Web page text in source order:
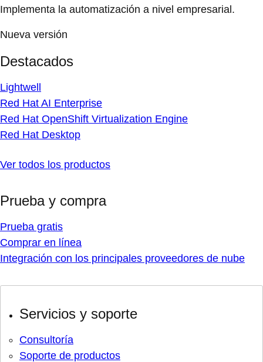
Implementa la automatización a nivel empresarial.
Nueva versión
Destacados
Lightwell
Red Hat AI Enterprise
Red Hat OpenShift Virtualization Engine
Red Hat Desktop
Ver todos los productos
Prueba y compra
Prueba gratis
Comprar en línea
Integración con los principales proveedores de nube
Servicios y soporte
Consultoría
Soporte de productos